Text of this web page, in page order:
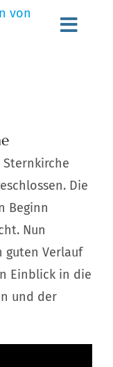
Sternkirche
Die
Beginn
Nun
guten Verlauf
Einblick in die
und der